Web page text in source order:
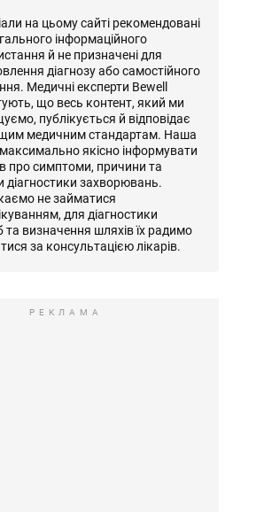
на цьому сайті рекомендовані
інформаційного
й не призначені для
діагнозу або самостійного
Медичні експерти Bewell
що весь контент, який ми
публікується й відповідає
медичним стандартам. Наша
якісно інформувати
про симптоми, причини та
діагностики захворювань.
не займатися
для діагностики
та визначення шляхів їх радимо
за консультацією лікарів.
РЕКЛАМА